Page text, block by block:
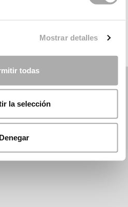
Mostrar detalles
todas
la selección
Denegar